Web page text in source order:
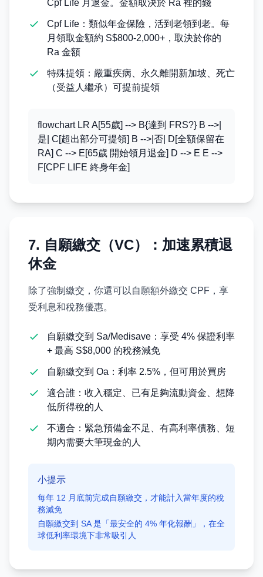
Cpf Life 月退金。金額取決於 Ra 裡的錢
Cpf Life：類似年金保險，活到老領到老。每
月領取金額約 S$800-2,000+，取決於你的
Ra 金額
特殊提領：嚴重疾病、永久離開新加坡、死亡
（受益人繼承）可提前提領
flowchart LR A[55歲] --> B{達到 FRS?} B -->|
是| C[超出部分可提領] B -->|否| D[全額保留在
RA] C --> E[65歲 開始領月退金] D --> E E -->
F[CPF LIFE 終身年金]
7. 自願繳交（VC）：加速累積退
休金
除了強制繳交，你還可以自願額外繳交 CPF，享
受利息和稅務優惠。
自願繳交到 Sa/Medisave：享受 4% 保證利率
+ 最高 S$8,000 的稅務減免
自願繳交到 Oa：利率 2.5%，但可用於買房
適合誰：收入穩定、已有足夠流動資金、想降
低所得稅的人
不適合：緊急預備金不足、有高利率債務、短
期內需要大筆現金的人
小提示
每年 12 月底前完成自願繳交，才能計入當年度的稅
務減免
自願繳交到 SA 是「最安全的 4% 年化報酬」，在全
球低利率環境下非常吸引人